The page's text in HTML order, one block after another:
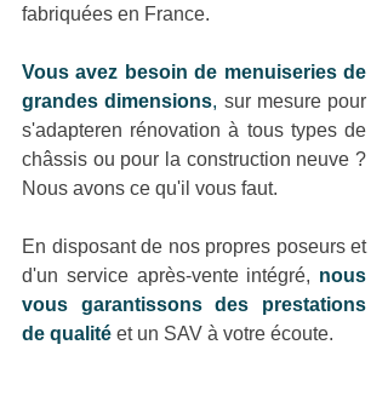
fabriquées en France.
Vous avez besoin de menuiseries de
grandes dimensions, sur mesure pour
s'adapteren rénovation à tous types de
châssis ou pour la construction neuve ?
Nous avons ce qu'il vous faut.
En disposant de nos propres poseurs et
d'un service après-vente intégré, nous
vous garantissons des prestations
de qualité et un SAV à votre écoute.